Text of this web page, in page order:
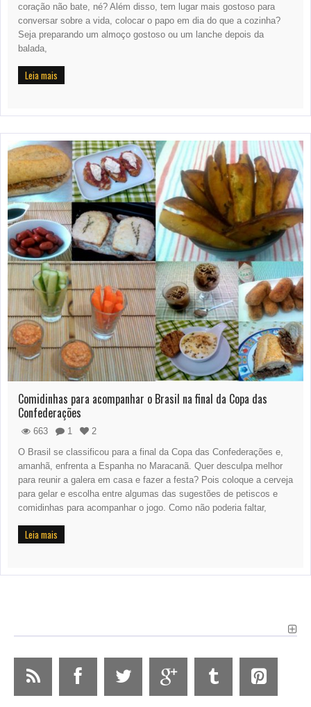
coração não bate, né? Além disso, tem lugar mais gostoso para
conversar sobre a vida, colocar o papo em dia do que a cozinha?
Seja preparando um almoço gostoso ou um lanche depois da
balada,
Leia mais
Comidinhas para acompanhar o Brasil na final da Copa das
Confederações
663 1
2
O Brasil se classificou para a final da Copa das Confederações e,
amanhã, enfrenta a Espanha no Maracanã. Quer desculpa melhor
para reunir a galera em casa e fazer a festa? Pois coloque a cerveja
para gelar e escolha entre algumas das sugestões de petiscos e
comidinhas para acompanhar o jogo. Como não poderia faltar,
Leia mais